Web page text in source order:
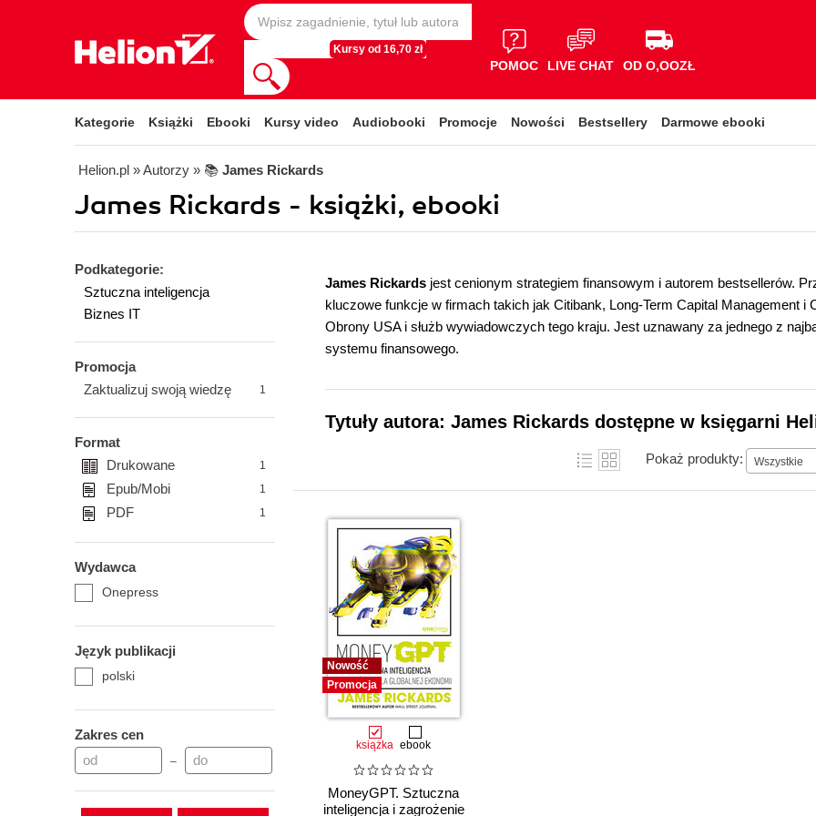
Kursy od 16,70 zł
POMOC LIVE CHAT OD O,OOZŁ
Kategorie Książki Ebooki Kursy video Audiobooki Promocje Nowości Bestsellery Darmowe ebooki
Helion.pl » Autorzy » 📚 James Rickards
James Rickards - książki, ebooki
Podkategorie:
Sztuczna inteligencja
Biznes IT
Promocja
Zaktualizuj swoją wiedzę
1
Format
Drukowane
1
Epub/Mobi 1
PDF 1
Wydawca
Onepress
Język publikacji
polski
Zakres cen
–
James Rickards jest cenionym strategiem finansowym i autorem bestsellerów.
kluczowe funkcje w firmach takich jak Citibank, Long-Term Capital Management i
Obrony USA i służb wywiadowczych tego kraju. Jest uznawany za jednego z
systemu finansowego.
Tytuły autora: James Rickards dostępne w księgarni
Pokaż produkty: Wszystkie
Nowość
Promocja
książka ebook
MoneyGPT. Sztuczna
inteligencja i zagrożenie